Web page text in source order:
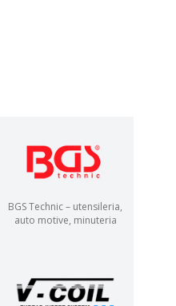
BGS Technic – utensileria,
auto motive, minuteria